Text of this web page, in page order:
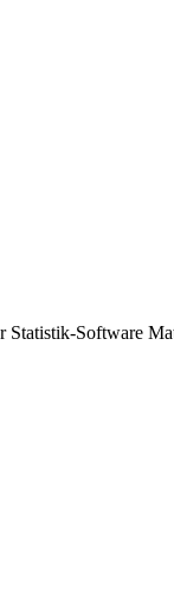
Software